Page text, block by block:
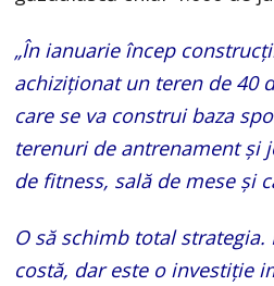
„În ianuarie încep
achiziționat un teren de 40
care se va construi baza
terenuri de antrenament și
de fitness, sală de mese și
O să schimb total
costă, dar este o investiție